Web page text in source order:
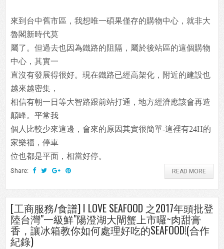
來到台中舊市區，我想唯一碩果僅存的購物中心，就非大
魯閣新時代莫
屬了。但過去也因為鐵路的阻隔，屬於後站區的這個購物
中心，其實一
直沒有發展得很好。現在鐵路已經高架化，附近的建設也
越來越密集，
相信有朝一日等大智路跟前站打通，地方經濟應該會再造
顛峰。平常我
個人比較少來這邊，會來的原因其實很簡單-這裡有24H的
家樂福，停車
位也都是平面，相當好停。
Share: READ MORE
[工商服務/食譜] I LOVE SEAFOOD 之2017年頭批登
陸台灣"一級鮮"陽澄湖大閘蟹上市囉~肉甜膏
香，讓冰箱教你如何處理好吃的SEAFOOD!(合作
紀錄)